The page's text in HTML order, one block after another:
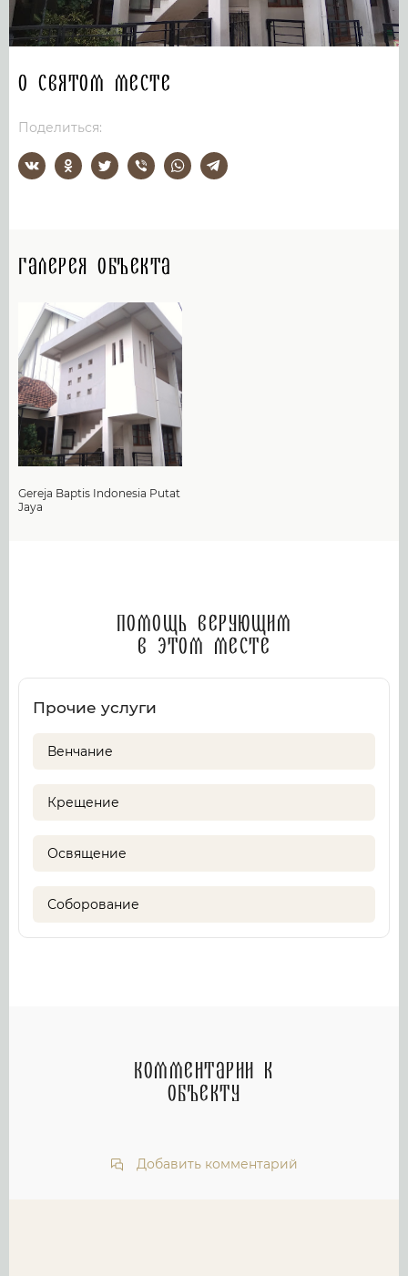
О святом месте
Поделиться:
Галерея объекта
Gereja Baptis Indonesia Putat
Jaya
Помощь верующим
в этом месте
Прочие услуги
Венчание
Крещение
Освящение
Соборование
Комментарии к
объекту
Добавить комментарий